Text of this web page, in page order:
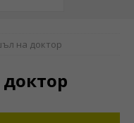
на доктор